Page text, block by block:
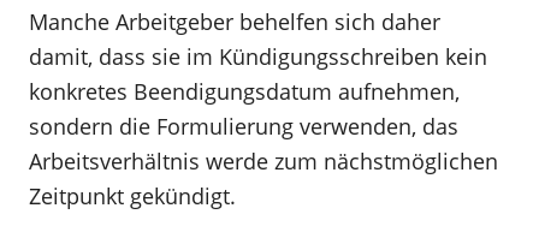
Manche Arbeitgeber behelfen sich daher
damit, dass sie im Kündigungsschreiben kein
konkretes Beendigungsdatum aufnehmen,
sondern die Formulierung verwenden, das
Arbeitsverhältnis werde zum nächstmöglichen
Zeitpunkt gekündigt.